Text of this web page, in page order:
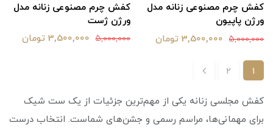
کفش چرم مصنوعی زنانه مدل
ورژن پاپیون
5,000,000 3,500,000 تومان
کفش چرم مصنوعی زنانه مدل
ورژن ژست
5,000,000 3,500,000 تومان
1
2
کفش مجلسی زنانه یکی از مهم‌ترین جزئیات از یک ست شیک
برای مهمانی‌ها، مراسم رسمی و جشن‌های شماست. انتخاب درست